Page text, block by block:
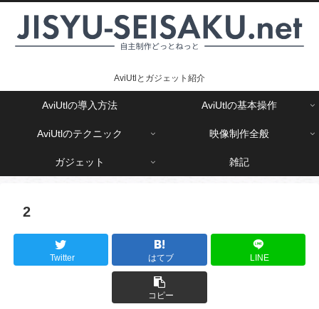
AviUtlとガジェット紹介
AviUtlの導入方法 AviUtlの基本操作
AviUtlのテクニック 映像制作全般
ガジェット 雑記
2
Twitter はてブ LINE
コピー